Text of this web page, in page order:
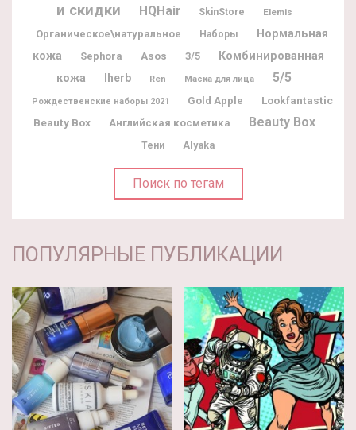
и скидки
HQHair SkinStore Elemis
Органическое\натуральное Наборы
Нормальная
кожа
Sephora Asos 3/5
Комбинированная
кожа
Iherb Ren Маска для лица 5/5
Рождественские наборы 2021 Gold Apple
Lookfantastic
Beauty Box
Английская косметика Beauty Box
Тени Alyaka
Поиск по тегам
ПОПУЛЯРНЫЕ ПУБЛИКАЦИИ